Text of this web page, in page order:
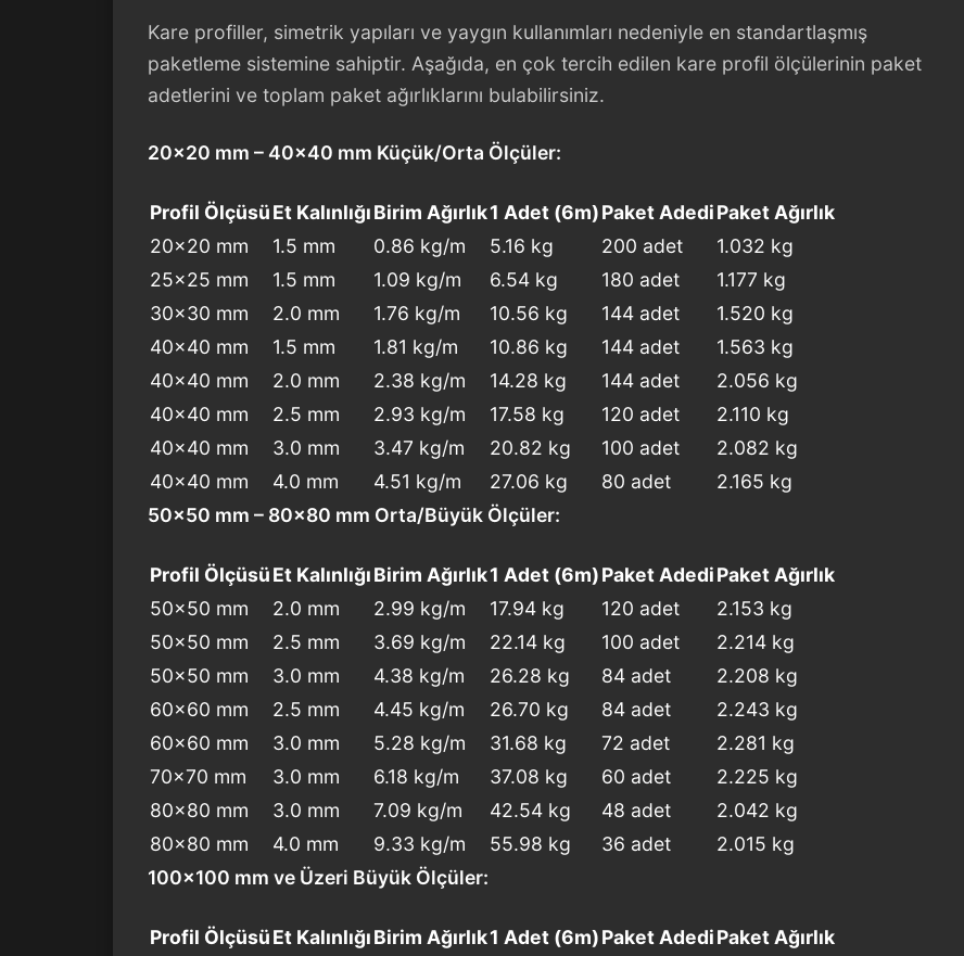
Kare profiller, simetrik yapıları ve yaygın kullanımları nedeniyle en standartlaşmış
paketleme sistemine sahiptir. Aşağıda, en çok tercih edilen kare profil ölçülerinin paket
adetlerini ve toplam paket ağırlıklarını bulabilirsiniz.
20×20 mm – 40×40 mm Küçük/Orta Ölçüler:
Profil ÖlçüsüEt KalınlığıBirim Ağırlık1 Adet (6m)Paket AdediPaket Ağırlık
20×20 mm
1.5 mm 0.86 kg/m 5.16 kg 200 adet
1.032 kg
25×25 mm
1.5 mm 1.09 kg/m 6.54 kg 180 adet
1.177 kg
30×30 mm
2.0 mm 1.76 kg/m 10.56 kg 144 adet
1.520 kg
40×40 mm
1.5 mm 1.81 kg/m 10.86 kg 144 adet
1.563 kg
40×40 mm
2.0 mm 2.38 kg/m 14.28 kg 144 adet
2.056 kg
40×40 mm
2.5 mm 2.93 kg/m 17.58 kg 120 adet
2.110 kg
40×40 mm
3.0 mm 3.47 kg/m 20.82 kg 100 adet
2.082 kg
40×40 mm
4.0 mm 4.51 kg/m 27.06 kg 80 adet
2.165 kg
50×50 mm – 80×80 mm Orta/Büyük Ölçüler:
Profil ÖlçüsüEt KalınlığıBirim Ağırlık1 Adet (6m)Paket AdediPaket Ağırlık
50×50 mm
2.0 mm 2.99 kg/m 17.94 kg 120 adet
2.153 kg
50×50 mm
2.5 mm 3.69 kg/m 22.14 kg 100 adet
2.214 kg
50×50 mm
3.0 mm 4.38 kg/m 26.28 kg 84 adet
2.208 kg
60×60 mm
2.5 mm 4.45 kg/m 26.70 kg 84 adet
2.243 kg
60×60 mm
3.0 mm 5.28 kg/m 31.68 kg 72 adet
2.281 kg
70×70 mm
3.0 mm 6.18 kg/m 37.08 kg 60 adet
2.225 kg
80×80 mm
3.0 mm 7.09 kg/m 42.54 kg 48 adet
2.042 kg
80×80 mm
4.0 mm 9.33 kg/m 55.98 kg 36 adet
2.015 kg
100×100 mm ve Üzeri Büyük Ölçüler:
Profil ÖlçüsüEt KalınlığıBirim Ağırlık1 Adet (6m)Paket AdediPaket Ağırlık